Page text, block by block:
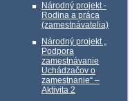
Národný projekt -
Rodina a práca
(zamestnávatelia)
Národný projekt „
Podpora
zamestnávanie
Uchádzačov o
zamestnanie“ –
Aktivita 2